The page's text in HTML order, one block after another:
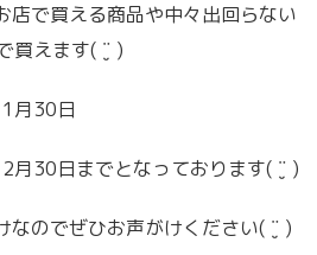
店で買える商品や中々出回らない
買えます( ¨̮ )
月30日
月30日までとなっております( ¨̮ )
なのでぜひお声がけください( ¨̮ )